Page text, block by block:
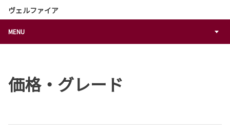
ヴェルファイア
MENU
価格・グレード